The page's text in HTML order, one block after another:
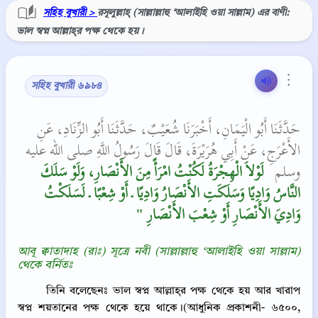
সহিহ বুখারী > রসূলুল্লাহ্‌ (সাল্লাল্লাহু ‘আলাইহি ওয়া সাল্লাম) এর বাণী:
ভাল স্বপ্ন আল্লাহ্‌র পক্ষ থেকে হয় ।
⋮
সহিহ বুখারী ৬৯৮৪
حَدَّثَنَا أَبُو الْيَمَانِ، أَخْبَرَنَا شُعَيْبٌ، حَدَّثَنَا أَبُو الزِّنَادِ، عَنِ
الأَعْرَجِ، عَنْ أَبِي هُرَيْرَةَ، قَالَ قَالَ رَسُولُ اللَّهِ صلى الله عليه
وسلم ‏
‏ لَوْلاَ الْهِجْرَةُ لَكُنْتُ امْرَأً مِنَ الأَنْصَارِ، وَلَوْ سَلَكَ
النَّاسُ وَادِيًا وَسَلَكَتِ الأَنْصَارُ وَادِيًا ـ أَوْ شِعْبًا ـ لَسَلَكْتُ
وَادِيَ الأَنْصَارِ أَوْ شِعْبَ الأَنْصَارِ ‏"
আবূ ক্বাতাদাহ (রাঃ) সূত্রে নবী (সাল্লাল্লাহু ‘আলাইহি ওয়া সাল্লাম)
থেকে বর্নিতঃ
তিনি বলেছেনঃ ভাল স্বপ্ন আল্লাহ্‌র পক্ষ থেকে হয় আর খারাপ
স্বপ্ন শয়তানের পক্ষ থেকে হয়ে থাকে।(আধুনিক প্রকাশনী- ৬৫০০,